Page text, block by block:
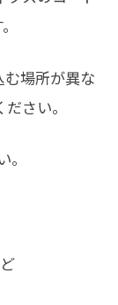
む場所が異な
さい。